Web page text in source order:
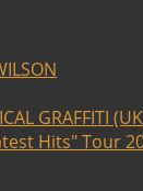
GRAFFITI
Hits" Tour